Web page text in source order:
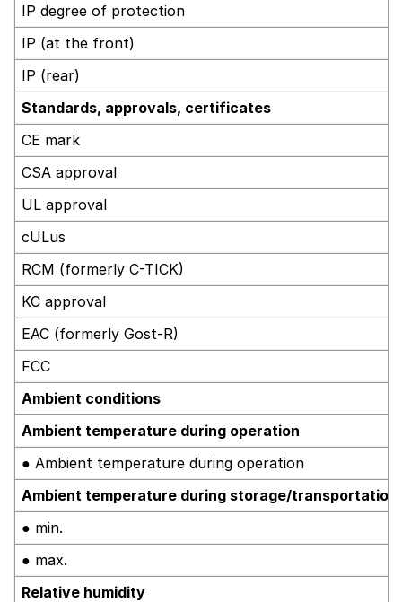
IP degree of protection
IP (at the front)
IP (rear)
Standards, approvals, certificates
CE mark
CSA approval
UL approval
cULus
RCM (formerly C-TICK)
KC approval
EAC (formerly Gost-R)
FCC
Ambient conditions
Ambient temperature during operation
● Ambient temperature during operation
Ambient temperature during storage/transportation
● min.
● max.
Relative humidity